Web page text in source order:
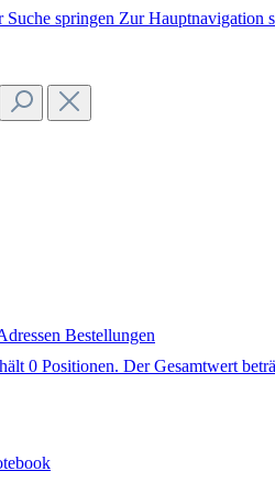
Suche springen Zur Hauptnavigation
Bestellungen
0 Positionen. Der Gesamtwert